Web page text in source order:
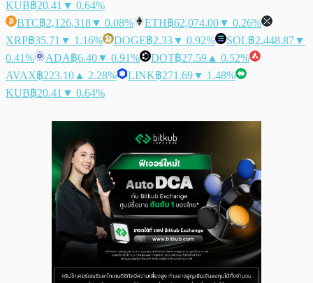
KUB฿20.41 ▼ 0.64%
BTC฿2,126,318▼ 0.08% ETH฿62,074.00▼ 0.26%
XRP฿35.71 ▼ 1.16% DOGE฿2.33▼ 0.92% SOL฿2,448.87▼
0.41%
ADA฿6.40▼ 0.91% DOT฿27.59 ▲ 0.52%
AVAX฿223.10 ▲ 2.28% LINK฿271.69▼ 1.48%
KUB฿20.41 ▼ 0.64%